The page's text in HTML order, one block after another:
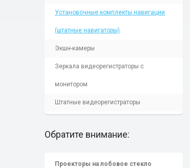
Установочные комплекты навигации
(штатные навигаторы)
Экшн-камеры
Зеркала видеорегистраторы с
монитором
Штатные видеорегистраторы
Обратите внимание:
Проекторы на лобовое стекло